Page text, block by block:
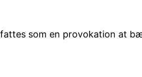
som en provokation at